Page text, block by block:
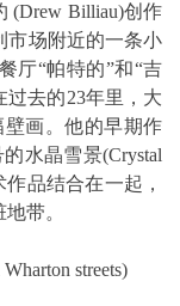
Billiau)创作
市场附近的一条小
厅“帕特的”和“吉
过去的23年里，大
壁画。他的早期作
水晶雪景(Crystal
品结合在一起，
带。
streets)